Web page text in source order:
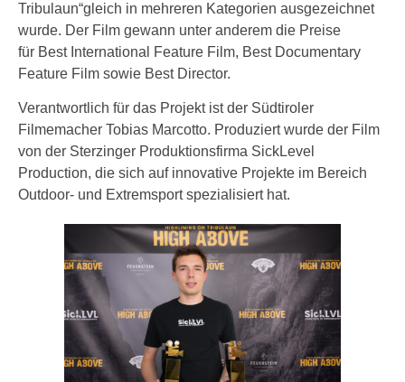
Tribulaun“gleich in mehreren Kategorien ausgezeichnet
wurde. Der Film gewann unter anderem die Preise
für Best International Feature Film, Best Documentary
Feature Film sowie Best Director.
Verantwortlich für das Projekt ist der Südtiroler
Filmemacher Tobias Marcotto. Produziert wurde der Film
von der Sterzinger Produktionsfirma SickLevel
Production, die sich auf innovative Projekte im Bereich
Outdoor- und Extremsport spezialisiert hat.